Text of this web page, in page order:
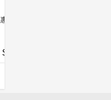
惠券 - $70元_電子憑證